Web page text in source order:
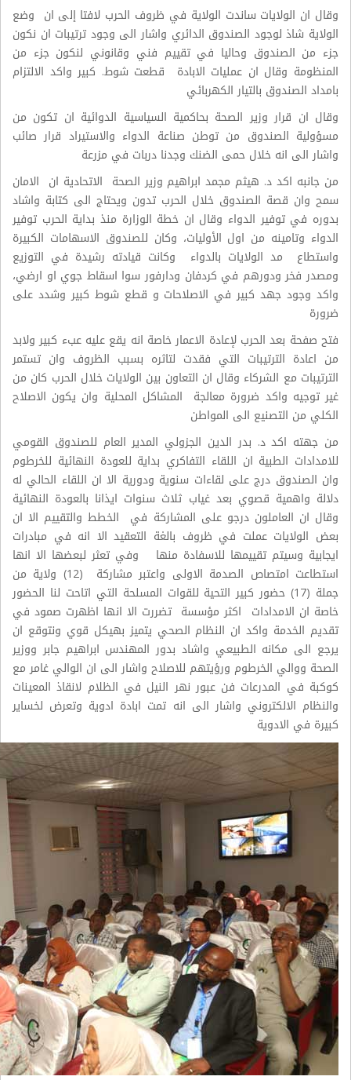
وقال ان الولايات ساندت الولاية في ظروف الحرب لافتا إلى ان وضع
الولاية شاذ لوجود الصندوق الدائري واشار الى وجود ترتيبات ان نكون
جزء من الصندوق وحاليا في تقييم فني وقانوني لنكون جزء من
المنظومة وقال ان عمليات الابادة قطعت شوط. كبير واكد الالتزام
بامداد الصندوق بالتيار الكهربائي
وقال ان قرار وزير الصحة بحاكمية السياسية الدوائية ان تكون من
مسؤولية الصندوق من توطن صناعة الدواء والاستيراد قرار صائب
واشار الى انه خلال حمى الضنك وجدنا دربات في مزرعة
من جانبه اكد د. هيثم مجمد ابراهيم وزير الصحة الاتحادية ان الامان
سمح وان قصة الصندوق خلال الحرب تدون ويحتاج الى كتابة واشاد
بدوره في توفير الدواء وقال ان خطة الوزارة منذ بداية الحرب توفير
الدواء وتامينه من اول الأوليات، وكان للصندوق الاسهامات الكبيرة
واستطاع مد الولايات بالدواء وكانت قيادته رشيدة في التوزيع
ومصدر فخر ودورهم في كردفان ودارفور سوا اسقاط جوي او ارضي،
واكد وجود جهد كبير في الاصلاحات و قطع شوط كبير وشدد على
ضرورة
فتح صفحة بعد الحرب لإعادة الاعمار خاصة انه يقع عليه عبء كبير ولابد
من اعادة الترتيبات التي فقدت لتاثره بسبب الظروف وان تستمر
الترتيبات مع الشركاء وقال ان التعاون بين الولايات خلال الحرب كان من
غير توجيه واكد ضرورة معالجة المشاكل المحلية وان يكون الاصلاح
الكلي من التصنيع الى المواطن
من جهته اكد د. بدر الدين الجزولي المدير العام للصندوق القومي
للامدادات الطبية ان اللقاء التفاكري بداية للعودة النهائية للخرطوم
وان الصندوق درج على لقاءات سنوية ودورية الا ان اللقاء الحالي له
دلالة واهمية قصوي بعد غياب ثلاث سنوات ايذانا بالعودة النهائية
وقال ان العاملون درجو على المشاركة في الخطط والتقييم الا ان
بعض الولايات عملت في ظروف بالغة التعقيد الا انه في مبادرات
ايجابية وسيتم تقييمها للاسفادة منها وفي تعثر لبعضها الا انها
استطاعت امتصاص الصدمة الاولى واعتبر مشاركة (12) ولاية من
جملة (17) حضور كبير التحية للقوات المسلحة التي اتاحت لنا الحضور
خاصة ان الامدادات اكثر مؤسسة تضررت الا انها اظهرت صمود في
تقديم الخدمة واكد ان النظام الصحي يتميز بهيكل قوي ونتوقع ان
يرجع الى مكانه الطبيعي واشاد بدور المهندس ابراهيم جابر ووزير
الصحة ووالي الخرطوم ورؤيتهم للاصلاح واشار الى ان الوالي غامر مع
كوكبة في المدرعات فن عبور نهر النيل في الظلام لانقاذ المعينات
والنظام الالكتروني واشار الى انه تمت ابادة ادوية وتعرض لخساير
كبيرة في الادوية